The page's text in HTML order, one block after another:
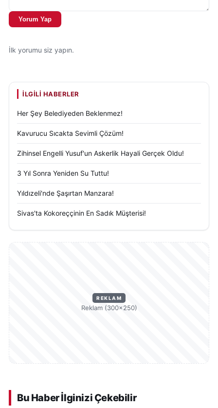
Uzmanlar, rakamsal uyumu bulunan özel tarihlerde
belirtiyor. Özellikle çiftlerin hayatlarının en önemli
Sivas'ta da 06.06.2026 tarihi, yüzlerce çift için
sadece bir nikâh günü değil, aynı zamanda yıllar
boyunca hatırlanacak anlamlı bir başlangıç olarak
kayıtlara geçti.
Yorum Yap
İlk yorumu siz yapın.
İLGILI HABERLER
Her Şey Belediyeden Beklenmez!
Kavurucu Sıcakta Sevimli Çözüm!
Zihinsel Engelli Yusuf'un Askerlik Hayali Gerçek Oldu!
3 Yıl Sonra Yeniden Su Tuttu!
Yıldızeli'nde Şaşırtan Manzara!
Sivas'ta Kokoreççinin En Sadık Müşterisi!
REKLAM
Reklam (300×250)
Bu Haber İlginizi Çekebilir